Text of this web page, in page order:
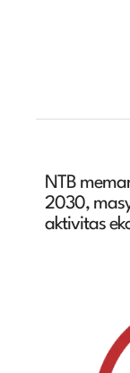
NTB
2030,
aktivitas